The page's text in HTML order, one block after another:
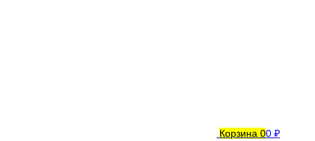
Корзина 00 ₽